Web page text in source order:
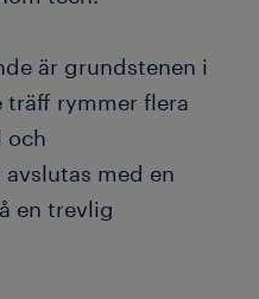
är grundstenen i
träff rymmer flera
och
med en
en trevlig